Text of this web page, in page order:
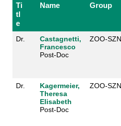
Ti
tl
e
Name Group
Dr.
Castagnetti,
Francesco
Post-Doc
ZOO-SZN
Dr.
Kagermeier,
Theresa
Elisabeth
Post-Doc
ZOO-SZN